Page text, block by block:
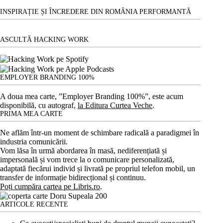
Chișinău
INSPIRAȚIE ȘI ÎNCREDERE DIN ROMÂNIA PERFORMANTĂ
ASCULTĂ HACKING WORK
EMPLOYER BRANDING 100%
A doua mea carte, ”Employer Branding 100%”, este acum
disponibilă, cu autograf, la Editura Curtea Veche.
PRIMA MEA CARTE
Ne aflăm într-un moment de schimbare radicală a paradigmei în
industria comunicării.
Vom lăsa în urmă abordarea în masă, nediferențiată și
impersonală și vom trece la o comunicare personalizată,
adaptată fiecărui individ și livrată pe propriul telefon mobil, un
transfer de informație bidirecțional și continuu.
Poți cumpăra cartea pe Libris.ro.
ARTICOLE RECENTE